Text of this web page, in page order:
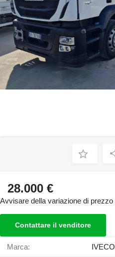
28.000 €
Avvisare della variazione di prezzo
Contattare il venditore
Marca: IVECO